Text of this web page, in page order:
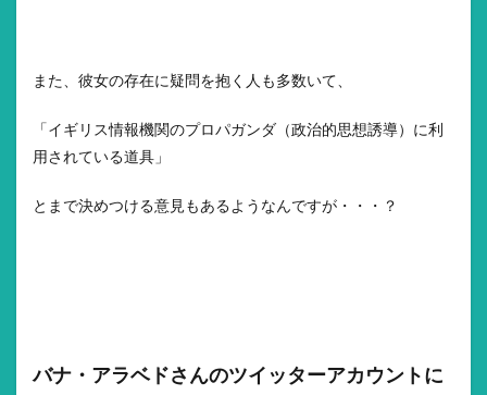
また、彼女の存在に疑問を抱く人も多数いて、
「イギリス情報機関のプロパガンダ（政治的思想誘導）に利
用されている道具」
とまで決めつける意見もあるようなんですが・・・？
バナ・アラベドさんのツイッターアカウントに